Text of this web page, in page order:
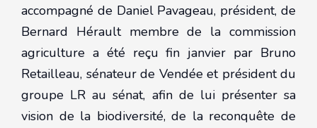
accompagné de Daniel Pavageau, président, de
Bernard Hérault membre de la commission
agriculture a été reçu fin janvier par Bruno
Retailleau, sénateur de Vendée et président du
groupe LR au sénat, afin de lui présenter sa
vision de la biodiversité, de la reconquête de